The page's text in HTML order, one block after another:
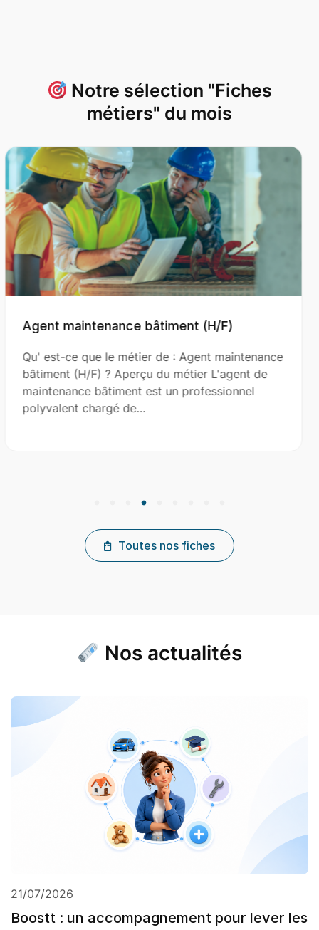
Notre sélection "Fiches
métiers" du mois
(H/F)
maintenance
L'agent de
Aide Couvreur (H/F)
Qu' est-ce que le métier de :
(H/F) ? Aperçu du métier
le couvreur principal dans
Toutes nos fiches
Nos actualités
21/07/2026
Boostt : un accompagnement pour lever les